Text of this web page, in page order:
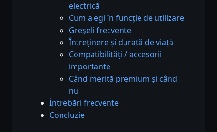
electrică
Cum alegi în funcție de utilizare
Greșeli frecvente
Întreținere și durată de viață
Compatibilități / accesorii
importante
Când merită premium și când
nu
Întrebări frecvente
Concluzie